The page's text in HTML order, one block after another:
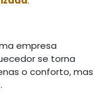
empresa
se torna
o conforto, mas